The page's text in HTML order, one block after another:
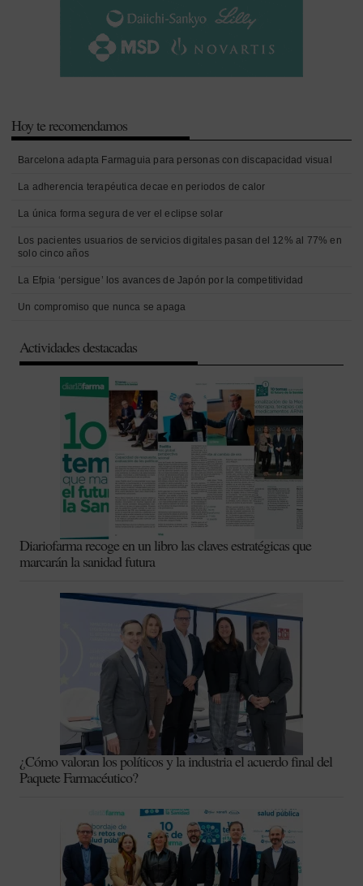
Hoy te recomendamos
Barcelona adapta Farmaguia para personas con discapacidad visual
La adherencia terapéutica decae en periodos de calor
La única forma segura de ver el eclipse solar
Los pacientes usuarios de servicios digitales pasan del 12% al 77% en
solo cinco años
La Efpia ‘persigue’ los avances de Japón por la competitividad
Un compromiso que nunca se apaga
Actividades destacadas
Diariofarma recoge en un libro las claves estratégicas que
marcarán la sanidad futura
¿Cómo valoran los políticos y la industria el acuerdo final del
Paquete Farmacéutico?